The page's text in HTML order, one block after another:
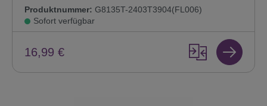
Produktnummer: G8135T-2403T3904(FL006)
Sofort verfügbar
16,99 €